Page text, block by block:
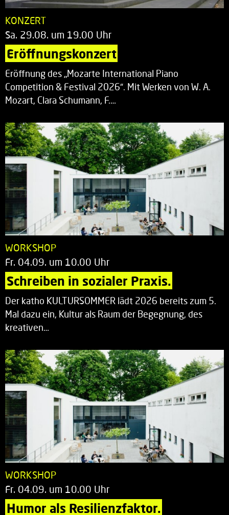
KONZERT
Sa. 29.08. um 19.00 Uhr
Eröffnungskonzert
Eröffnung des „Mozarte International Piano
Competition & Festival 2026“. Mit Werken von W. A.
Mozart, Clara Schumann, F.…
WORKSHOP
Fr. 04.09. um 10.00 Uhr
Schreiben in sozialer Praxis.
Der katho KULTURSOMMER lädt 2026 bereits zum 5.
Mal dazu ein, Kultur als Raum der Begegnung, des
kreativen…
WORKSHOP
Fr. 04.09. um 10.00 Uhr
Humor als Resilienzfaktor.